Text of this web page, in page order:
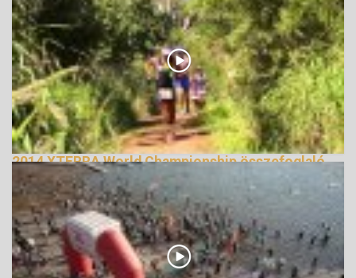
2014 XTERRA World Championship összefoglaló
159139 Nézetek